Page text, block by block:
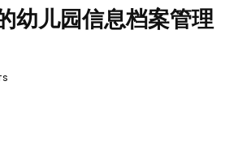
幼儿园信息档案管理